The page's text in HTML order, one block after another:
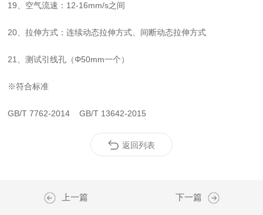
19、空气流速：12-16mm/s之间
20、拉伸方式：连续动态拉伸方式、间断动态拉伸方式
21、测试引线孔（Φ50mm一个）
※符合标准
GB/T 7762-2014 GB/T 13642-2015
返回列表
上一篇 下一篇